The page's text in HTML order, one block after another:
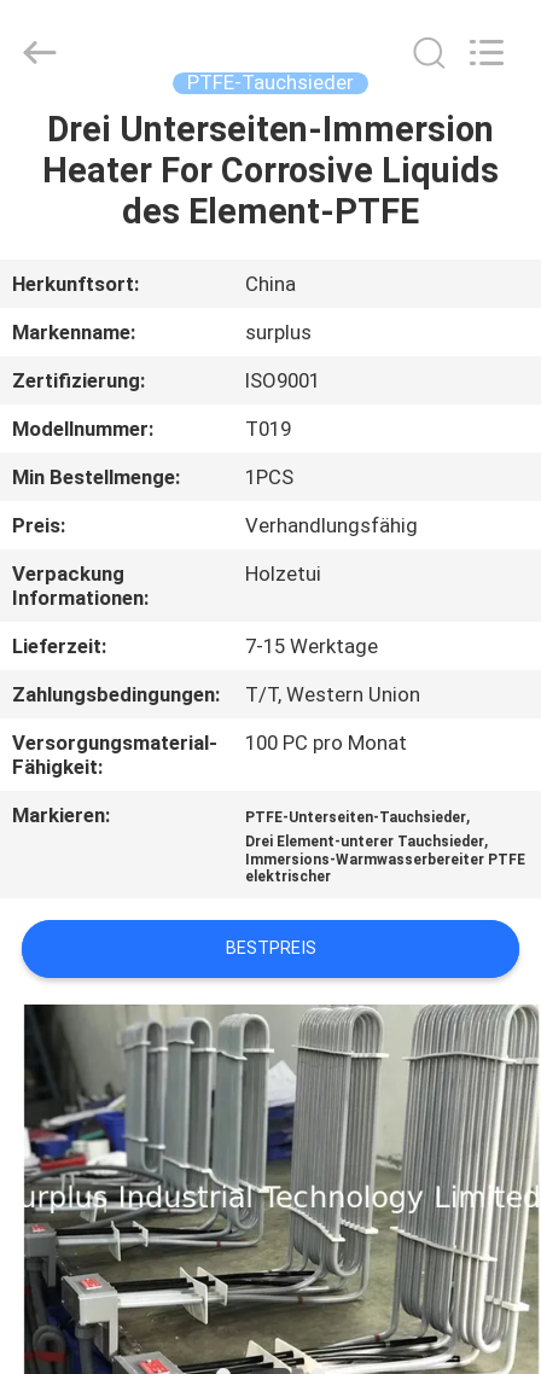
HAUSE
ÜBER
UNS
WERKSBESICHTIGUNG
QUALITÄTSKONTROLLE
KONTAKT
MIT
UNS
NEUIGKEITEN
BITTE UM
ANGEBOT
SITEMAP
PRIVACY
POLICY
Limited.
PTFE-Tauchsieder
Drei Unterseiten-Immersion
Heater For Corrosive Liquids
des Element-PTFE
Herkunftsort:
China
Markenname:
surplus
Zertifizierung:
ISO9001
Modellnummer:
T019
Min Bestellmenge:
1PCS
Preis:
Verhandlungsfähig
Verpackung
Informationen:
Holzetui
Lieferzeit:
7-15 Werktage
Zahlungsbedingungen:
T/T, Western Union
Versorgungsmaterial-
Fähigkeit:
100 PC pro Monat
Markieren: PTFE-Unterseiten-Tauchsieder,
Drei Element-unterer Tauchsieder,
Immersions-Warmwasserbereiter PTFE
elektrischer
BESTPREIS